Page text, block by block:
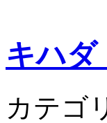
キハダ
カテゴ